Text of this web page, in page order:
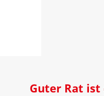
Guter Rat